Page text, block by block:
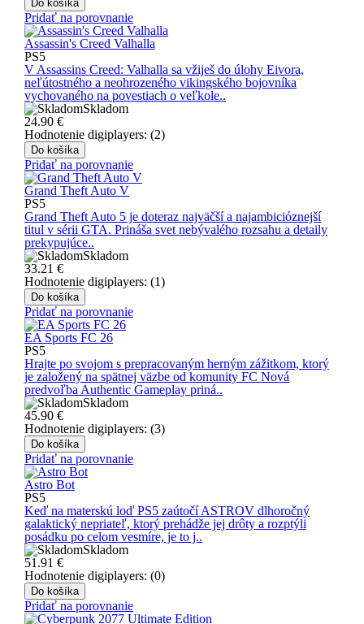
Do košíka
Pridať na porovnanie
Assassin's Creed Valhalla
PS5
V Assassins Creed: Valhalla sa vžiješ do úlohy Eivora,
neľútostného a neohrozeného vikingského bojovníka
vychovaného na povestiach o veľkole..
Skladom
24.90 €
Hodnotenie digiplayers: (2)
Do košíka
Pridať na porovnanie
Grand Theft Auto V
PS5
Grand Theft Auto 5 je doteraz najväčší a najambicióznejší
titul v sérii GTA. Prináša svet nebývalého rozsahu a detaily
prekypujúce..
Skladom
33.21 €
Hodnotenie digiplayers: (1)
Do košíka
Pridať na porovnanie
EA Sports FC 26
PS5
Hrajte po svojom s prepracovaným herným zážitkom, ktorý
je založený na spätnej väzbe od komunity FC Nová
predvoľba Authentic Gameplay priná..
Skladom
45.90 €
Hodnotenie digiplayers: (3)
Do košíka
Pridať na porovnanie
Astro Bot
PS5
Keď na materskú loď PS5 zaútočí ASTROV dlhoročný
galaktický nepriateľ, ktorý prehádže jej drôty a rozptýli
posádku po celom vesmíre, je to j..
Skladom
51.91 €
Hodnotenie digiplayers: (0)
Do košíka
Pridať na porovnanie